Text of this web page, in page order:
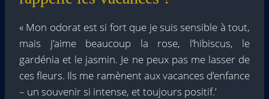
« Mon odorat est si fort que je suis sensible à tout,
mais j’aime beaucoup la rose, l’hibiscus, le
gardénia et le jasmin. Je ne peux pas me lasser de
ces fleurs. Ils me ramènent aux vacances d’enfance
– un souvenir si intense, et toujours positif.’